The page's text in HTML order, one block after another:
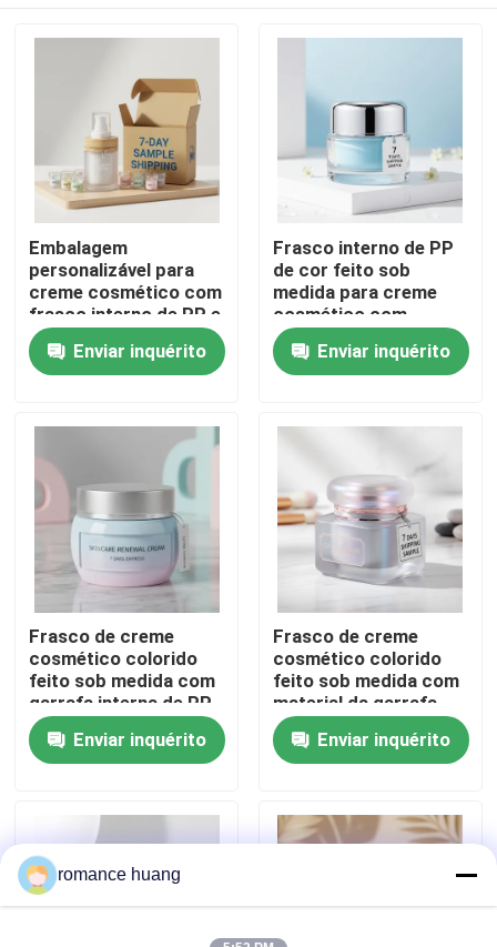
Casa
Produtos
Fábrica
Controle de Qualidade
Fale Conosco
Pedir um orçamento
garrafa cosmética da loção
Frasco de creme cosmético
Embalagem
personalizável para
creme cosmético com
frasco interno de PP e
envio de amostra de 7
dias Enviar inquérito
Frasco interno de PP
de cor feito sob
medida para creme
cosmético com
amostra de 7 dias de
envio para embalagem
de creme para a pele
Enviar inquérito
Frasco de creme
cosmético colorido
feito sob medida com
garrafa interna de PP
e 7 dias de envio para
embalagens de
cuidados com a pele
Enviar inquérito
Frasco de creme
cosmético colorido
feito sob medida com
material da garrafa
interna de PP e
amostra de 7 dias de
envio
Enviar inquérito
romance huang